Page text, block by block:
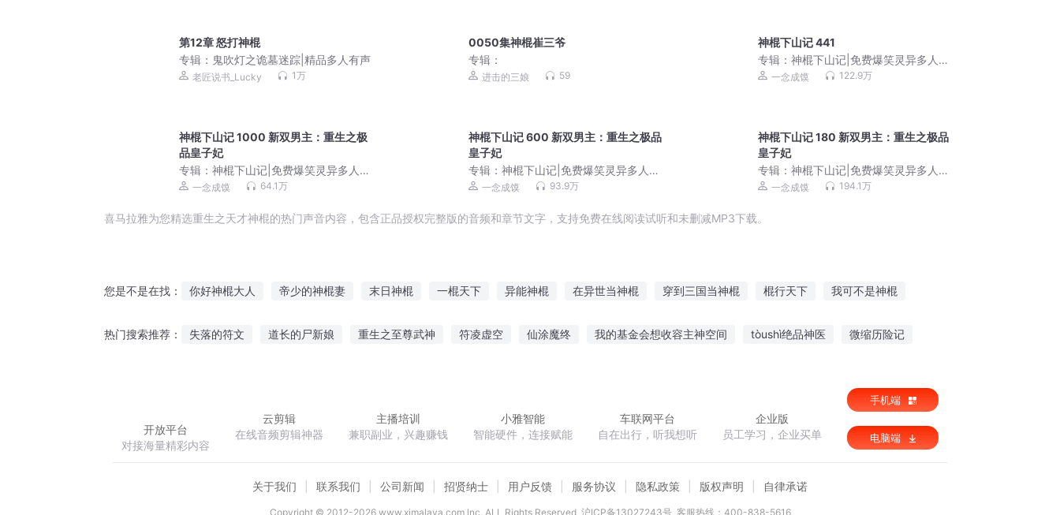
第12章 怒打神棍
专辑： 鬼吹灯之诡墓迷踪|精品多人有声
老匠说书_Lucky 1万
0050集神棍崔三爷
专辑：
进击的三娘 59
神棍下山记 441
专辑：神棍下山记|免费爆笑灵异多人剧|
一念成馍领衔
一念成馍 122.9万
神棍下山记 1000 新双男主：重生之极
品皇子妃
专辑： 神棍下山记|免费爆笑灵异多人剧|
一念成馍领衔
一念成馍 64.1万
神棍下山记 600 新双男主：重生之极品
皇子妃
专辑：神棍下山记|免费爆笑灵异多人剧|
一念成馍领衔
一念成馍 93.9万
神棍下山记 180 新双男主：重生之极品
皇子妃
专辑：神棍下山记|免费爆笑灵异多人剧|
一念成馍领衔
一念成馍 194.1万
喜马拉雅为您精选重生之天才神棍的热门声音内容，包含正品授权完整版的音频和章节文字，支持免费在线阅读试听和未删减MP3下载。
您是不是在找： 你好神棍大人 帝少的神棍妻 末日神棍 一棍天下 异能神棍 在异世当神棍 穿到三国当神棍 棍行天下 我可不是神棍
热门搜索推荐： 失落的符文 道长的尸新娘 重生之至尊武神 符凌虚空 仙涂魔终 我的基金会想收容主神空间 tòushì绝品神医 微缩历险记
开放平台
对接海量精彩内容
云剪辑
在线音频剪辑神器
主播培训
兼职副业，兴趣赚钱
小雅智能
智能硬件，连接赋能
车联网平台
自在出行，听我想听
企业版
员工学习，企业买单
手机端
电脑端
关于我们 联系我们 公司新闻 招贤纳士 用户反馈 服务协议 隐私政策 版权声明 自律承诺
Copyright © 2012-2026www.ximalaya.com lnc. ALL Rights Reserved 沪ICP备13027243号 客服热线：400-838-5616